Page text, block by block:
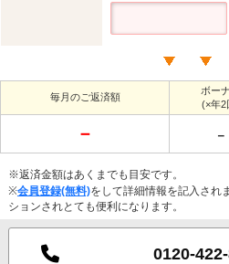
毎月のご返済額
ボー
(×年2
－ －
※返済金額はあくまでも目安です。
※会員登録(無料)をして詳細情報を記入され
ションされとても便利になります。
0120-